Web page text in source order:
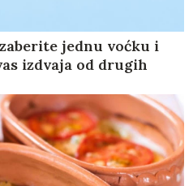
jednu voćku i
izdvaja od drugih